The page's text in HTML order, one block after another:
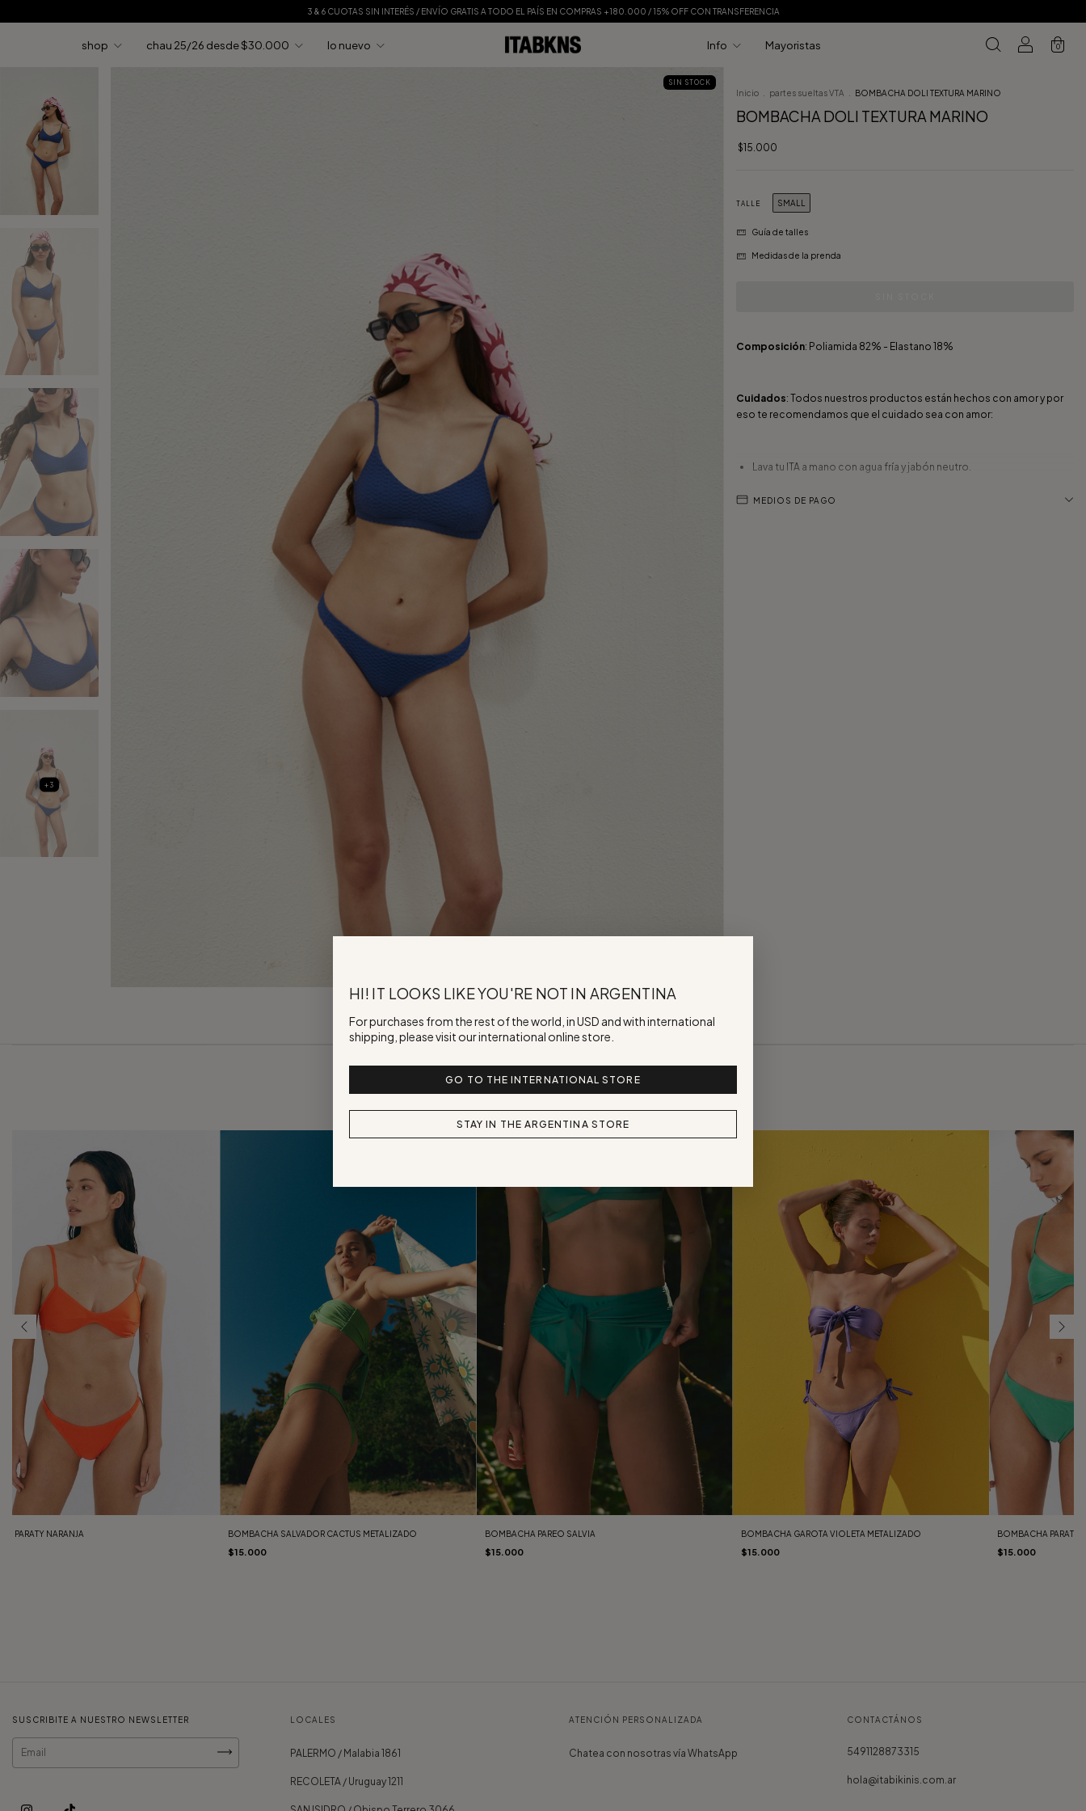
3 & 6 CUOTAS SIN INTERÉS / ENVÍO GRATIS A TODO EL PAÍS EN COMPRAS +180.000 / 15% OFF CON TRANSFERENCIA
shop chau 25/26 desde $30.000 lo nuevo Info Mayoristas 0
+3
SIN STOCK
Inicio partes sueltas VTA BOMBACHA DOLI TEXTURA MARINO
BOMBACHA DOLI TEXTURA MARINO
$15.000
TALLE SMALL
Guía de talles
Medidas de la prenda
Composición: Poliamida 82% - Elastano 18%
Cuidados: Todos nuestros productos están hechos con amor y por
eso te recomendamos que el cuidado sea con amor:
Lava tu ITA a mano con agua fría y jabón neutro.
MEDIOS DE PAGO
Productos Relacionados
PARATY NARANJA BOMBACHA SALVADOR CACTUS METALIZADO
$15.000
BOMBACHA PAREO SALVIA
$15.000
BOMBACHA GAROTA VIOLETA METALIZADO
$15.000
BOMBACHA PARATY
$15.000
SUSCRIBITE A NUESTRO NEWSLETTER LOCALES
PALERMO / Malabia 1861
RECOLETA / Uruguay 1211
ATENCIÓN PERSONALIZADA
Chatea con nosotras vía WhatsApp
CONTACTÁNOS
5491128873315
hola@itabikinis.com.ar
HI! IT LOOKS LIKE YOU'RE NOT IN ARGENTINA
For purchases from the rest of the world, in USD and with international
shipping, please visit our international online store.
GO TO THE INTERNATIONAL STORE
STAY IN THE ARGENTINA STORE